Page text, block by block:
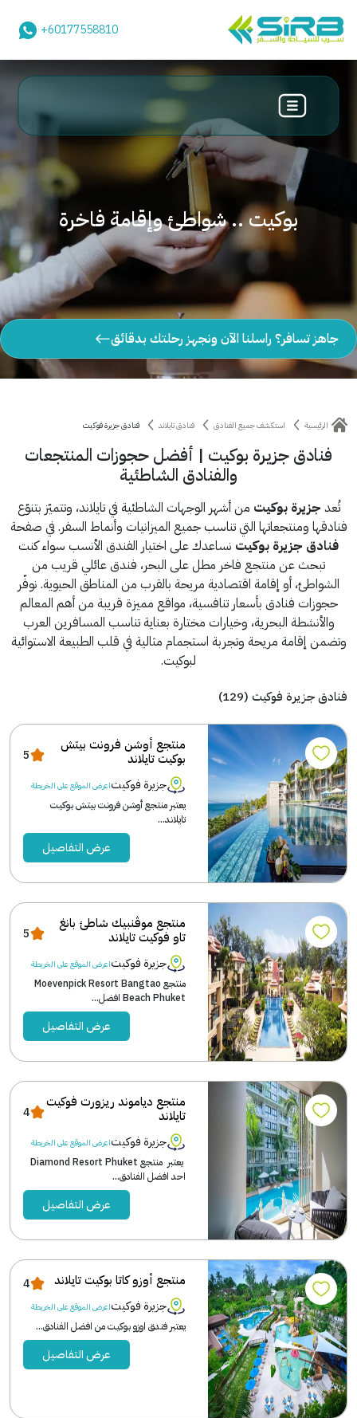
+60177558810
بوكيت .. شواطئ وإقامة فاخرة
جاهز تسافر؟ راسلنا الآن ونجهز رحلتك بدقائق
الرئيسية استكشف جميع الفنادق فنادق تايلاند فنادق جزيرة فوكيت
فنادق جزيرة بوكيت | أفضل حجوزات المنتجعات
والفنادق الشاطئية
تُعد جزيرة بوكيت من أشهر الوجهات الشاطئية في تايلاند، وتتميّز بتنوّع
فنادقها ومنتجعاتها التي تناسب جميع الميزانيات وأنماط السفر. في صفحة
فنادق جزيرة بوكيت نساعدك على اختيار الفندق الأنسب سواء كنت
تبحث عن منتجع فاخر مطل على البحر، فندق عائلي قريب من
الشواطئ، أو إقامة اقتصادية مريحة بالقرب من المناطق الحيوية. نوفّر
حجوزات فنادق بأسعار تنافسية، مواقع مميزة قريبة من أهم المعالم
والأنشطة البحرية، وخيارات مختارة بعناية تناسب المسافرين العرب
وتضمن إقامة مريحة وتجربة استجمام مثالية في قلب الطبيعة الاستوائية
لبوكيت.
فنادق جزيرة فوكيت (129)
منتجع أوشن فرونت بيتش
بوكيت تايلاند
5
جزيرة فوكيتاعرض الموقع على الخريطة
يعتبر منتجع أوشن فرونت بيتش بوكيت
تايلاند...
عرض التفاصيل
منتجع موڤنبيك شاطئ بانغ
تاو فوكيت تايلاند
5
جزيرة فوكيتاعرض الموقع على الخريطة
منتجع Moevenpick Resort Bangtao
Beach Phuket افضل...
عرض التفاصيل
منتجع دياموند ريزورت فوكيت
تايلاند
4
جزيرة فوكيتاعرض الموقع على الخريطة
يعتبر منتجع Diamond Resort Phuket
احد افضل الفنادق...
عرض التفاصيل
منتجع أوزو كاتا بوكيت تايلاند
4
جزيرة فوكيتاعرض الموقع على الخريطة
يعتبر فندق اوزو بوكيت من افضل الفنادق...
عرض التفاصيل